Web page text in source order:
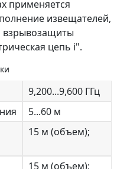
применяется
извещателей,
взрывозащиты
цепь i".
9,200...9,600 ГГц
5...60 м
15 м (объем);
15 м (объем);